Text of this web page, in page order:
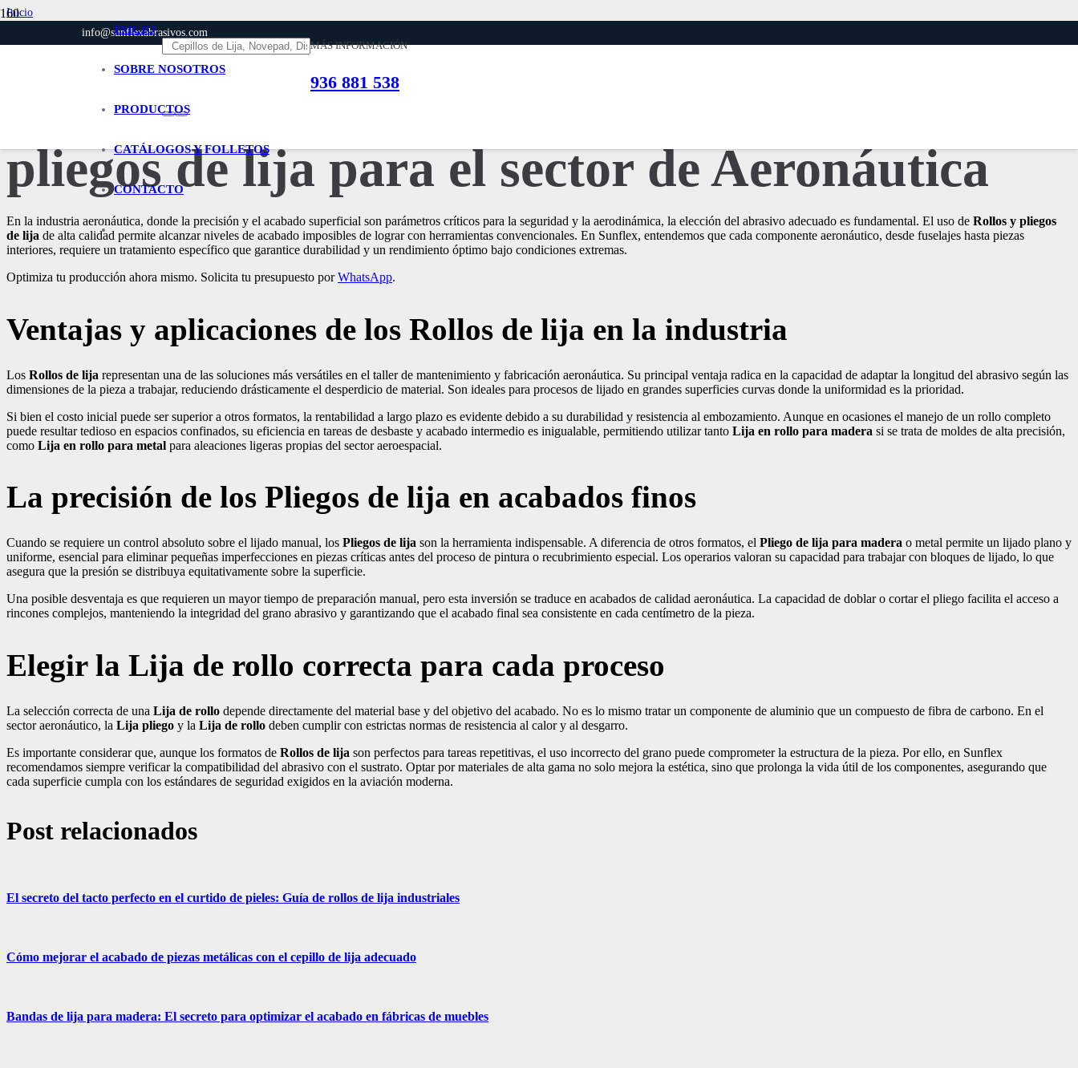
info@sunflexabrasivos.com
MÁS INFORMACIÓN
936 881 538
INICIO
SOBRE NOSOTROS
PRODUCTOS
CATÁLOGOS Y FOLLETOS
CONTACTO
Inicio
Todo lo que necesitas saber sobre Rollos y pliegos de lija para el sector de Aeronáutica
Todo lo que necesitas saber sobre Rollos y
pliegos de lija para el sector de Aeronáutica
En la industria aeronáutica, donde la precisión y el acabado superficial son parámetros críticos para la seguridad y la aerodinámica, la elección del abrasivo adecuado es fundamental. El uso de Rollos y pliegos
de lija de alta calidad permite alcanzar niveles de acabado imposibles de lograr con herramientas convencionales. En Sunflex, entendemos que cada componente aeronáutico, desde fuselajes hasta piezas
interiores, requiere un tratamiento específico que garantice durabilidad y un rendimiento óptimo bajo condiciones extremas.
Optimiza tu producción ahora mismo. Solicita tu presupuesto porWhatsApp.
Ventajas y aplicaciones de los Rollos de lija en la industria
Los Rollos de lija representan una de las soluciones más versátiles en el taller de mantenimiento y fabricación aeronáutica. Su principal ventaja radica en la capacidad de adaptar la longitud del abrasivo según las
dimensiones de la pieza a trabajar, reduciendo drásticamente el desperdicio de material. Son ideales para procesos de lijado en grandes superficies curvas donde la uniformidad es la prioridad.
Si bien el costo inicial puede ser superior a otros formatos, la rentabilidad a largo plazo es evidente debido a su durabilidad y resistencia al embozamiento. Aunque en ocasiones el manejo de un rollo completo
puede resultar tedioso en espacios confinados, su eficiencia en tareas de desbaste y acabado intermedio es inigualable, permitiendo utilizar tanto Lija en rollo para madera si se trata de moldes de alta precisión,
como Lija en rollo para metal para aleaciones ligeras propias del sector aeroespacial.
La precisión de los Pliegos de lija en acabados finos
Cuando se requiere un control absoluto sobre el lijado manual, los Pliegos de lija son la herramienta indispensable. A diferencia de otros formatos, el Pliego de lija para madera o metal permite un lijado plano y
uniforme, esencial para eliminar pequeñas imperfecciones en piezas críticas antes del proceso de pintura o recubrimiento especial. Los operarios valoran su capacidad para trabajar con bloques de lijado, lo que
asegura que la presión se distribuya equitativamente sobre la superficie.
Una posible desventaja es que requieren un mayor tiempo de preparación manual, pero esta inversión se traduce en acabados de calidad aeronáutica. La capacidad de doblar o cortar el pliego facilita el acceso a
rincones complejos, manteniendo la integridad del grano abrasivo y garantizando que el acabado final sea consistente en cada centímetro de la pieza.
Elegir la Lija de rollo correcta para cada proceso
La selección correcta de una Lija de rollo depende directamente del material base y del objetivo del acabado. No es lo mismo tratar un componente de aluminio que un compuesto de fibra de carbono. En el
sector aeronáutico, la Lija pliego y la Lija de rollo deben cumplir con estrictas normas de resistencia al calor y al desgarro.
Es importante considerar que, aunque los formatos de Rollos de lija son perfectos para tareas repetitivas, el uso incorrecto del grano puede comprometer la estructura de la pieza. Por ello, en Sunflex
recomendamos siempre verificar la compatibilidad del abrasivo con el sustrato. Optar por materiales de alta gama no solo mejora la estética, sino que prolonga la vida útil de los componentes, asegurando que
cada superficie cumpla con los estándares de seguridad exigidos en la aviación moderna.
Post relacionados
El secreto del tacto perfecto en el curtido de pieles: Guía de rollos de lija industriales
Cómo mejorar el acabado de piezas metálicas con el cepillo de lija adecuado
Bandas de lija para madera: El secreto para optimizar el acabado en fábricas de muebles